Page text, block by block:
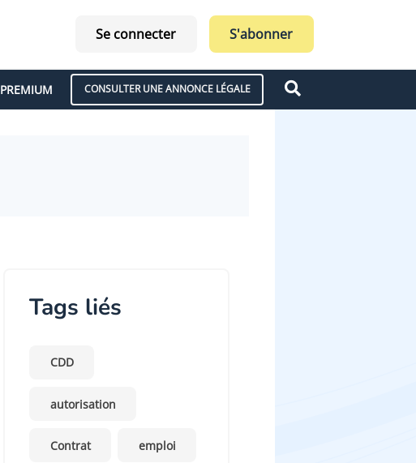
Se connecter S'abonner
PREMIUM CONSULTER UNE ANNONCE LÉGALE
Tags liés
CDD
autorisation
Contrat emploi